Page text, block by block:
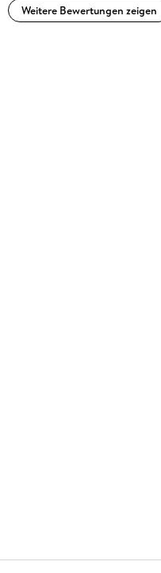
gehalten, dass ich bei
mitgefiebert habe, leider.
Weitere Bewertungen zeigen